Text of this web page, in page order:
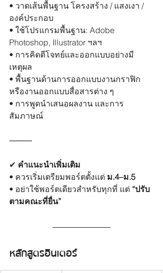
• วาดเส้นพื้นฐาน โครงสร้าง / แสงเงา /
องค์ประกอบ
• ใช้โปรแกรมพื้นฐาน: Adobe
Photoshop, Illustrator ฯลฯ
• การคิดตีโจทย์และออกแบบอย่างมี
เหตุผล
• พื้นฐานด้านการออกแบบงานกราฟิก
หรืองานออกแบบสื่อสารต่าง ๆ
• การพูดนำเสนอผลงาน และการ
สัมภาษณ์
⸻
✔︎ คำแนะนำเพิ่มเติม
• ควรเริ่มเตรียมพอร์ตตั้งแต่ ม.4–ม.5
• อย่าใช้พอร์ตเดียวสำหรับทุกที่ แต่ “ปรับ
ตามคณะที่ยื่น”
หลักสูตรอินเตอร์